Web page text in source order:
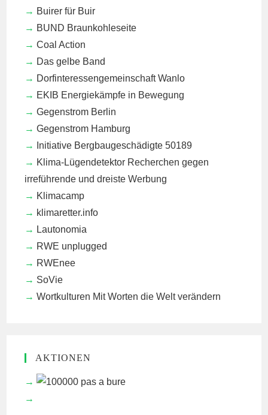
Buirer für Buir
BUND Braunkohleseite
Coal Action
Das gelbe Band
Dorfinteressengemeinschaft Wanlo
EKIB Energiekämpfe in Bewegung
Gegenstrom Berlin
Gegenstrom Hamburg
Initiative Bergbaugeschädigte 50189
Klima-Lügendetektor Recherchen gegen
irreführende und dreiste Werbung
Klimacamp
klimaretter.info
Lautonomia
RWE unplugged
RWEnee
SoVie
Wortkulturen Mit Worten die Welt verändern
AKTIONEN